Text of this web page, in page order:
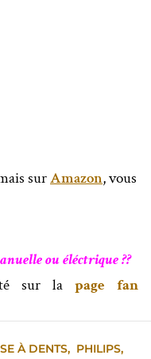
surAmazon, vous
ou éléctrique ??
sur la page fan
À DENTS, PHILIPS,